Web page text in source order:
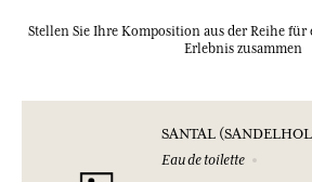
Stellen Sie Ihre Komposition aus der Reihe
Erlebnis zusammen
SANTAL
Eau de toilette